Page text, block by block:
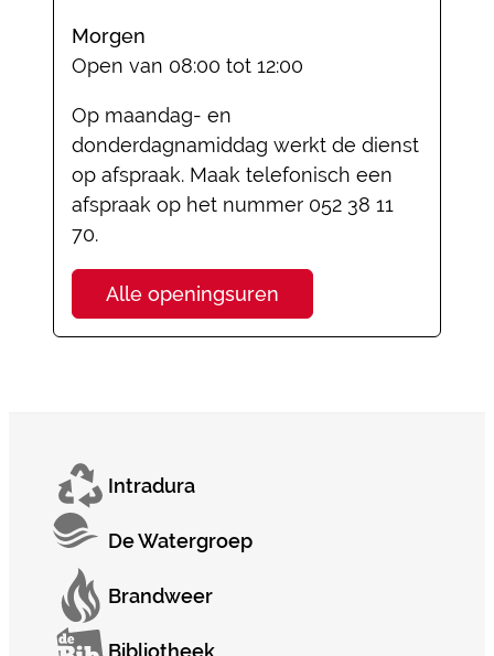
Morgen
Open van 08:00 tot 12:00
Op maandag- en
donderdagnamiddag werkt de dienst
op afspraak. Maak telefonisch een
afspraak op het nummer 052 38 11
70.
Alle openingsuren
Intradura
De Watergroep
Brandweer
Bibliotheek